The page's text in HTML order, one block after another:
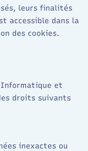
leurs finalités
accessible dans la
des cookies.​
Informatique et
droits suivants
inexactes ou